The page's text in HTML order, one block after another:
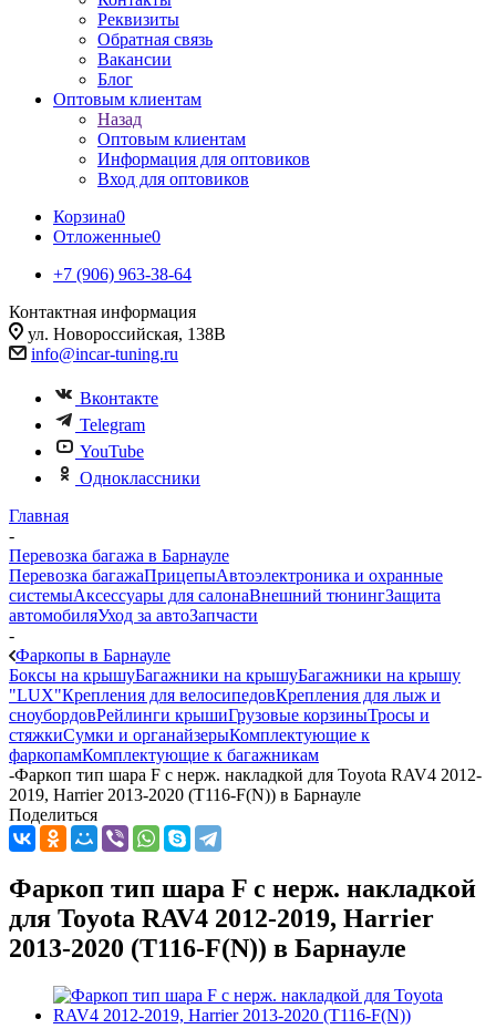
Реквизиты
Обратная связь
Вакансии
Блог
Оптовым клиентам
Назад
Оптовым клиентам
Информация для оптовиков
Вход для оптовиков
Корзина0
Отложенные0
+7 (906) 963-38-64
Контактная информация
ул. Новороссийская, 138В
info@incar-tuning.ru
Вконтакте
Telegram
YouTube
Одноклассники
Главная
-
Перевозка багажа в Барнауле
Перевозка багажаПрицепыАвтоэлектроника и охранные
системыАксессуары для салонаВнешний тюнингЗащита
автомобиляУход за автоЗапчасти
-
Фаркопы в Барнауле
Боксы на крышуБагажники на крышуБагажники на крышу
"LUX"Крепления для велосипедовКрепления для лыж и
сноубордовРейлинги крышиГрузовые корзиныТросы и
стяжкиСумки и органайзерыКомплектующие к
фаркопамКомплектующие к багажникам
-Фаркоп тип шара F с нерж. накладкой для Toyota RAV4 2012-
2019, Harrier 2013-2020 (T116-F(N)) в Барнауле
Поделиться
Фаркоп тип шара F с нерж. накладкой
для Toyota RAV4 2012-2019, Harrier
2013-2020 (T116-F(N)) в Барнауле